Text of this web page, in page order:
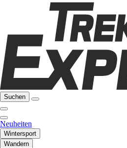
Suchen
Neuheiten
Wintersport
Wandern